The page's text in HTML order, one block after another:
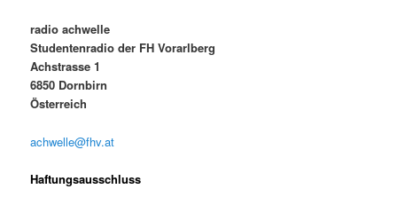
radio achwelle
Studentenradio der FH Vorarlberg
Achstrasse 1
6850 Dornbirn
Österreich
achwelle@fhv.at
Haftungsausschluss